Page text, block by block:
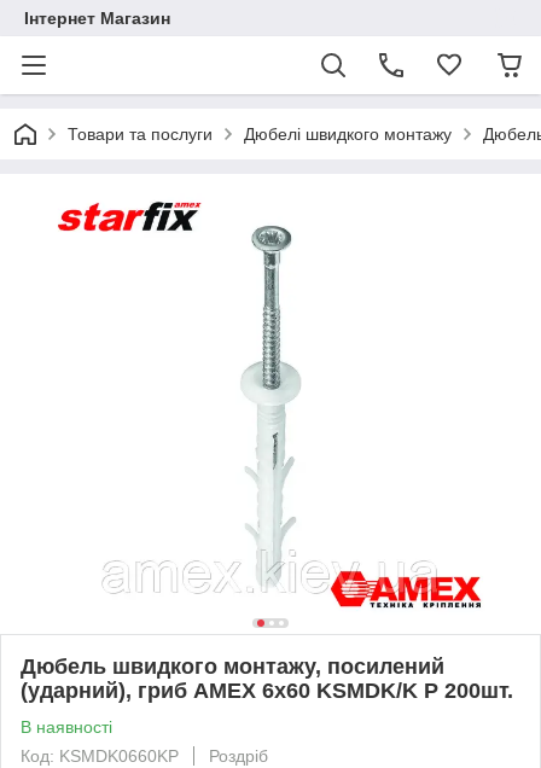
Інтернет Магазин
Товари та послуги Дюбелі швидкого монтажу
Дюбель швидкого монтажу, посилений
(ударний), гриб AMEX 6х60 KSMDK/K P 200шт.
В наявності
Код: KSMDK0660KP
Роздріб